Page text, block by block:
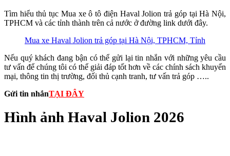
Tìm hiểu thủ tục Mua xe ô tô điện Haval Jolion trả góp tại Hà Nội,
TPHCM và các tỉnh thành trên cả nước ở đường link dưới đây.
Mua xe Haval Jolion trả góp tại Hà Nội, TPHCM, Tỉnh
Nếu quý khách đang bận có thể gửi lại tin nhắn với những yêu cầu
tư vấn để chúng tôi có thể giải đáp tốt hơn về các chính sách khuyến
mại, thông tin thị trường, đối thủ cạnh tranh, tư vấn trả góp …..
Gửi tin nhắnTẠI ĐÂY
Hình ảnh Haval Jolion 2026